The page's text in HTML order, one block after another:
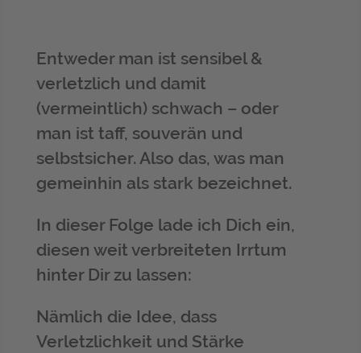
Entweder man ist sensibel &
verletzlich und damit
(vermeintlich) schwach – oder
man ist taff, souverän und
selbstsicher. Also das, was man
gemeinhin als stark bezeichnet.
In dieser Folge lade ich Dich ein,
diesen weit verbreiteten Irrtum
hinter Dir zu lassen:
Nämlich die Idee, dass
Verletzlichkeit und Stärke